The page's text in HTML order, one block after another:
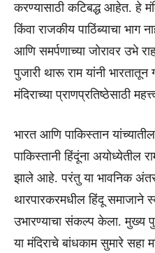
करण्यासाठी कटिबद्ध आहेत. हे
किंवा राजकीय पाठिंब्याचा भाग
आणि समर्पणाच्या जोरावर उभे
पुजारी थारू राम यांनी
मंदिराच्या प्राणप्रतिष्ठेसाठी
भारत आणि पाकिस्तान
पाकिस्तानी हिंदूंना अयोध्येतील
झाले आहे. परंतु या भावनिक
थारपारकरमधील हिंदू समाजाने
उभारण्याचा संकल्प केला. मुख्य
या मंदिराचे बांधकाम सुमारे सहा